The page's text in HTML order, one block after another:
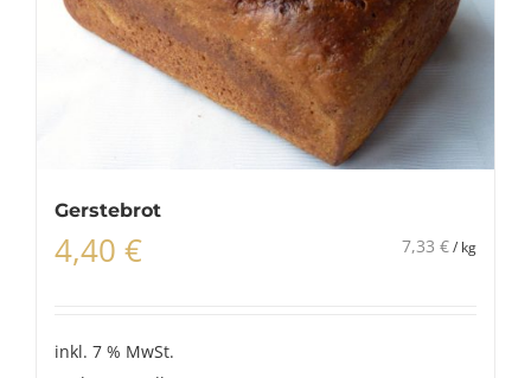
Gerstebrot
4,40 € 7,33 €/ kg
inkl. 7 % MwSt.